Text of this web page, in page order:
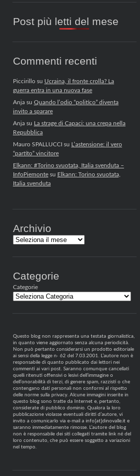
Post più letti del mese
Commenti recenti
Piccirillosu Ucraina, il fronte crolla? La
guerra entra in una nuova fase
Anjasu Quando l’odio “politico” diventa
invito a sparare
Anjasu La strage di Capaci: una crepa nella
Repubblica
Mauro SPALLUCCIsu L’astensione: il vero
“partito” vincitore
Elkann: #Torino svuotata, Italia svenduta –
InfoPiemontesu Elkann: Torino svuotata,
Italia svenduta
Archivio
Archivi
Categorie
Categorie
Questo blog non rappresenta una testata giornalistica,
in quanto viene aggiornato senza alcuna periodicità.
Non può pertanto considerarsi un prodotto editoriale
ai sensi della legge n· 62 del 7.03.2001. L’autore non è
responsabile di quanto pubblicato dai lettori nei
commenti ai vari post. Saranno comunque cancellati
quelli ritenuti offensivi o lesivi dell’immagine o
dell’onorabilità di terzi, di genere spam, razzisti o che
contengano dati personali non conformi al rispetto
delle norme sulla privacy. Alcune immagini inserite in
questo blog sono tratte da Internet e, pertanto,
considerate di pubblico dominio. Qualora la loro
pubblicazione violasse eventuali diritti d’autore, vi
invito a comunicarlo via e-mail a info[at]dinovalle.it e
saranno immediatamente rimosse. L’autore del blog
non è responsabile dei siti collegati tramite link né del
loro contenuto, che può essere soggetto a variazioni
nel tempo.